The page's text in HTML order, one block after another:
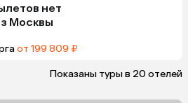
нет
Москвы
от 199 809 ₽
Показаны туры в 20 отелей